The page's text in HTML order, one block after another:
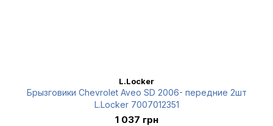
L.Locker
Брызговики Chevrolet Aveo SD 2006- передние 2шт
L.Locker 7007012351
1 037 грн